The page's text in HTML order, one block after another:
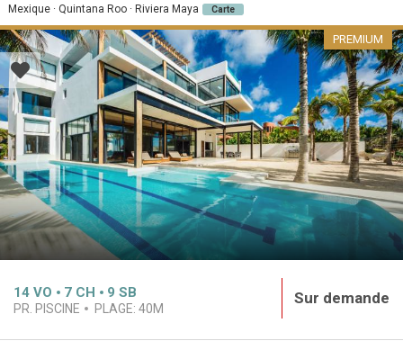
Mexique · Quintana Roo · Riviera Maya Carte
PREMIUM
14 VO 7 CH 9 SB
PR. PISCINE PLAGE: 40M
Sur demande